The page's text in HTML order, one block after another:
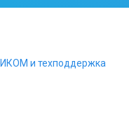
и техподдержка